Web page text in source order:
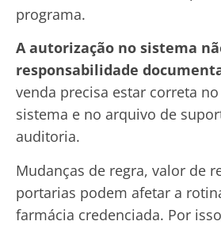
programa.
A autorização no sistema
responsabilidade
venda precisa estar correta
sistema e no arquivo de
auditoria.
Mudanças de regra, valor de
portarias podem afetar a
farmácia credenciada. Por